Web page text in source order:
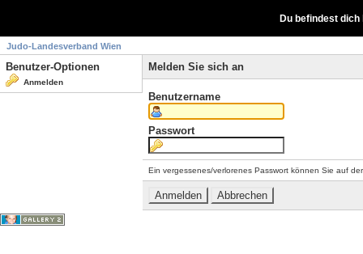
Du befindest
Judo-Landesverband Wien
Benutzer-Optionen
Anmelden
Melden Sie sich an
Benutzername
Passwort
Ein vergessenes/verlorenes Passwort können Sie auf